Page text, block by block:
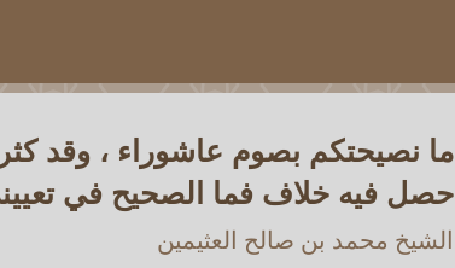
ما نصيحتكم بصوم عاشوراء ، وقد
حصل فيه خلاف فما الصحيح في
الشيخ محمد بن صالح العثيمين